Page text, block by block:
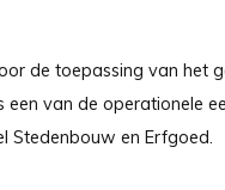
de toepassing van het
van de operationele
Stedenbouw en Erfgoed.